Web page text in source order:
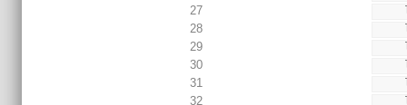
27
28
29
30
31
32